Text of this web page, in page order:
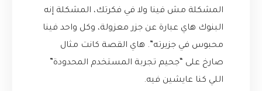
المشكلة مش فينا ولا في فكرتك، المشكلة إنه
البنوك هاي عبارة عن جزر معزولة، وكل واحد فينا
محبوس في جزيرته”. هاي القصة كانت مثال
صارخ على “جحيم تجربة المستخدم المحدودة”
اللي كنا عايشين فيه.